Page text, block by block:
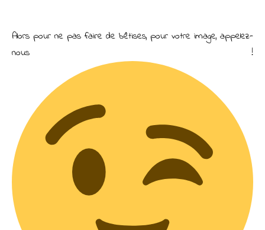
Alors pour ne pas faire de bêtises, pour votre image, appelez-
nous !